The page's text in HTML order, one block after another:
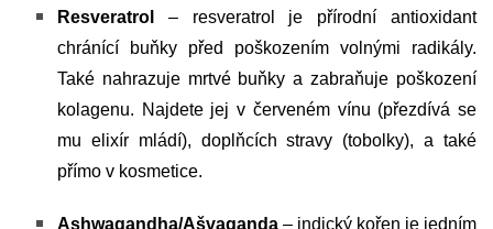
Resveratrol – resveratrol je přírodní antioxidant
chránící buňky před poškozením volnými radikály.
Také nahrazuje mrtvé buňky a zabraňuje poškození
kolagenu. Najdete jej v červeném vínu (přezdívá se
mu elixír mládí), doplňcích stravy (tobolky), a také
přímo v kosmetice.
Ashwagandha/Ašvaganda – indický kořen je jedním